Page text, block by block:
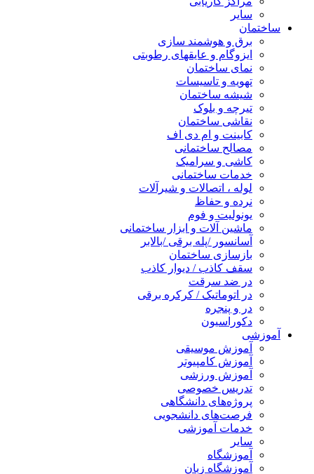
سایر
ساختمان
برق و هوشمند سازی
ایزوگام و عایقهای رطوبتی
نمای ساختمان
تهویه و تاسیسات
شیشه ساختمان
تیرچه و بلوک
نقاشی ساختمان
کابینت و ام دی اف
مصالح ساختمانی
کاشی و سرامیک
خدمات ساختمانی
لوله ، اتصالات و شیرآلات
نرده و حفاظ
یونولیت و فوم
ماشین آلات و ابزار ساختمانی
آسانسور /پله برقی /بالابر
بازسازی ساختمان
سقف کاذب / دیوار کاذب
در ضد سرقت
در اتوماتیک / کرکره برقی
در و پنجره
دکوراسیون
آموزشی
آموزش موسیقی
آموزش کامپیوتر
آموزش ورزشی
تدریس خصوصی
پروژه‌های دانشگاهی
فرصت‌های دانشجویی
خدمات آموزشی
سایر
آموزشگاه
آموزشگاه زبان